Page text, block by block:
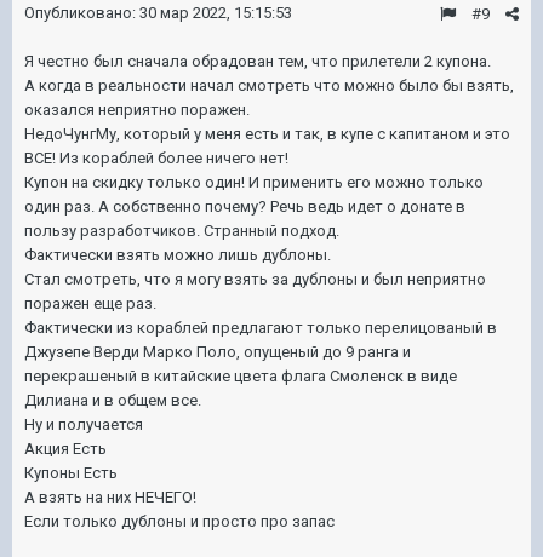
#9
Опубликовано: 30 мар 2022, 15:15:53
Я честно был сначала обрадован тем, что прилетели 2 купона.
А когда в реальности начал смотреть что можно было бы взять,
оказался неприятно поражен.
НедоЧунгМу, который у меня есть и так, в купе с капитаном и это
ВСЕ! Из кораблей более ничего нет!
Купон на скидку только один! И применить его можно только
один раз. А собственно почему? Речь ведь идет о донате в
пользу разработчиков. Странный подход.
Фактически взять можно лишь дублоны.
Стал смотреть, что я могу взять за дублоны и был неприятно
поражен еще раз.
Фактически из кораблей предлагают только перелицованый в
Джузепе Верди Марко Поло, опущеный до 9 ранга и
перекрашеный в китайские цвета флага Смоленск в виде
Дилиана и в общем все.
Ну и получается
Акция Есть
Купоны Есть
А взять на них НЕЧЕГО!
Если только дублоны и просто про запас